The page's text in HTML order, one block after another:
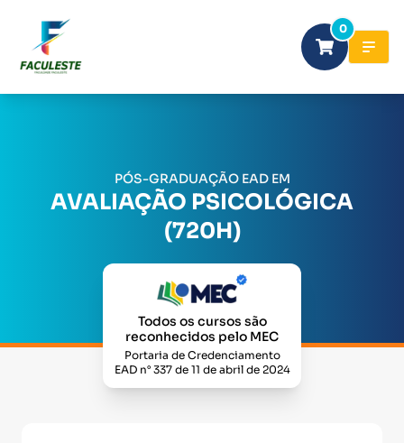
0
PÓS-GRADUAÇÃO EAD EM
AVALIAÇÃO PSICOLÓGICA
(720H)
Todos os cursos são
reconhecidos pelo MEC
Portaria de Credenciamento
EAD n° 337 de 11 de abril de 2024